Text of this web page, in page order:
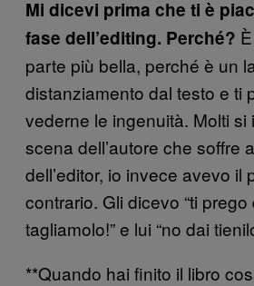
Mi dicevi prima che ti è
fase dell’editing. Perché?
parte più bella, perché è un
distanziamento dal testo e ti
vederne le ingenuità. Molti si
scena dell’autore che soffre
dell’editor, io invece avevo il
contrario. Gli dicevo “ti prego
tagliamolo!” e lui “no dai
**Quando hai finito il libro